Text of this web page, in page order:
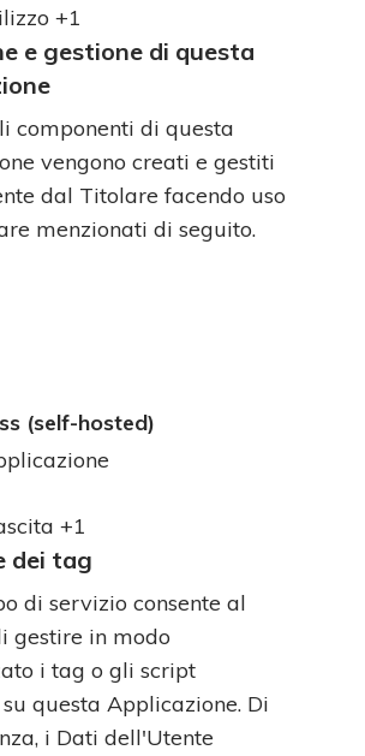
+1
e gestione di questa
componenti di questa
vengono creati e gestiti
dal Titolare facendo uso
menzionati di seguito.
(self-hosted)
+1
dei tag
di servizio consente al
gestire in modo
i tag o gli script
questa Applicazione. Di
i Dati dell'Utente